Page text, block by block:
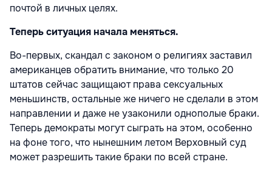
почтой в личных целях.
Теперь ситуация начала меняться.
Во-первых, скандал с законом о религиях заставил
американцев обратить внимание, что только 20
штатов сейчас защищают права сексуальных
меньшинств, остальные же ничего не сделали в этом
направлении и даже не узаконили однополые браки.
Теперь демократы могут сыграть на этом, особенно
на фоне того, что нынешним летом Верховный суд
может разрешить такие браки по всей стране.